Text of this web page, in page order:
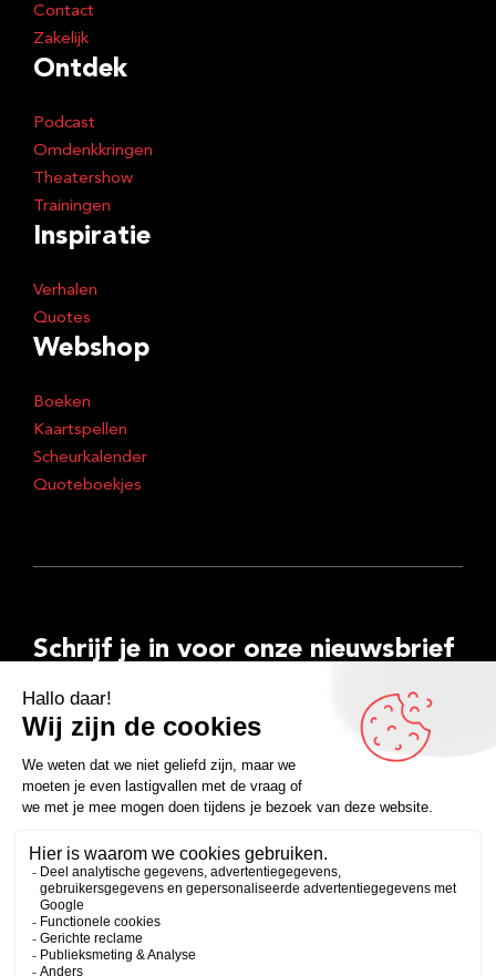
Contact
Zakelijk
Ontdek
Podcast
Omdenkkringen
Theatershow
Trainingen
Inspiratie
Verhalen
Quotes
Webshop
Boeken
Kaartspellen
Scheurkalender
Quoteboekjes
Schrijf je in voor onze nieuwsbrief
E-
mailadres
Inschrijven
FacebookInstagramLinkedInYouTubeSpotify